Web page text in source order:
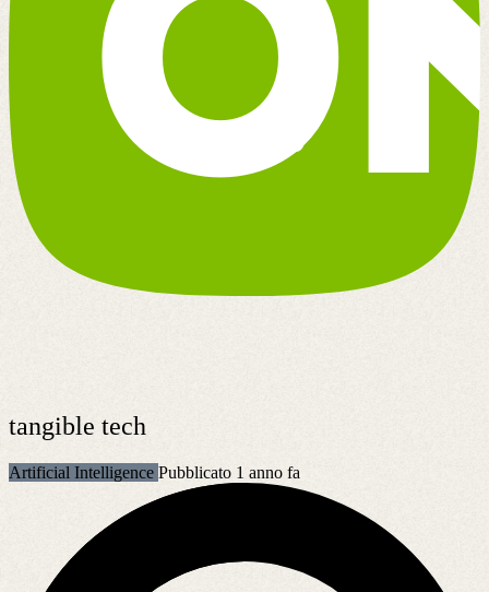
tangible tech
Artificial Intelligence Pubblicato 1 anno fa